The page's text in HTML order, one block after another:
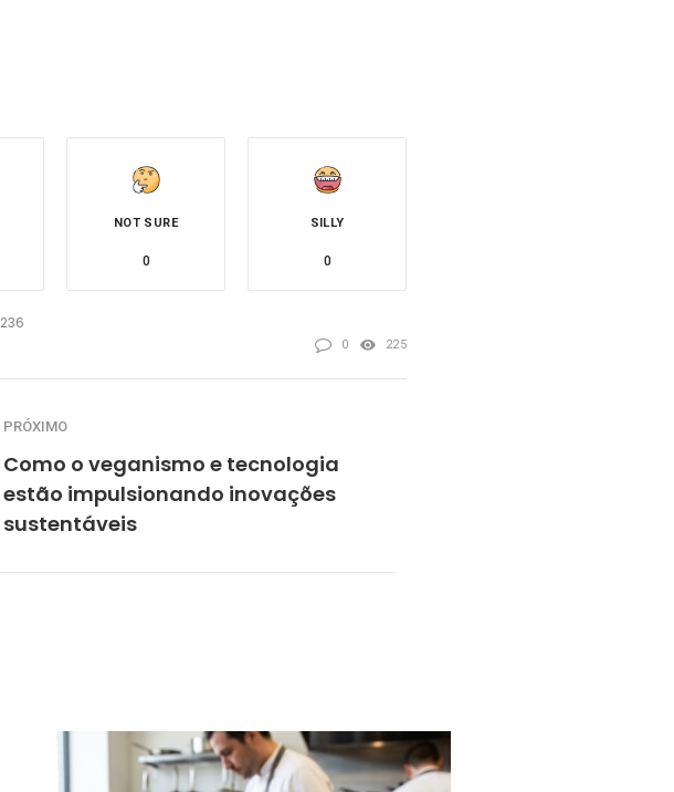
236
NOT SURE
0
SILLY
0
0 225
PRÓXIMO
Como o veganismo e tecnologia
estão impulsionando inovações
sustentáveis